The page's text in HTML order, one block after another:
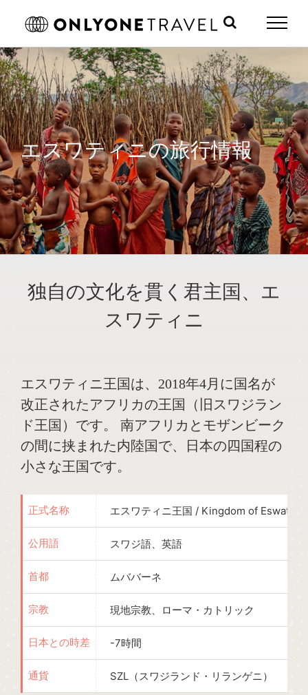
エスワティニの旅行情報
独自の文化を貫く君主国、エ
スワティニ
エスワティニ王国は、2018年4月に国名が
改正されたアフリカの王国（旧スワジラン
ド王国）です。 南アフリカとモザンビーク
の間に挟まれた内陸国で、日本の四国程の
小さな王国です。
正式名称 エスワティニ王国 / Kingdom of Eswatini
公用語 スワジ語、英語
首都 ムババーネ
宗教 現地宗教、ローマ・カトリック
日本との時差 -7時間
通貨 SZL（スワジランド・リランゲニ）